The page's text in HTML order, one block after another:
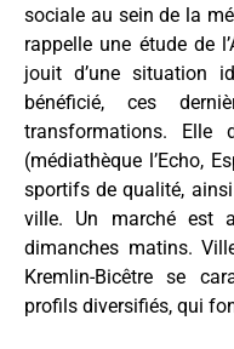
sociale au sein de la
rappelle une étude de
jouit d’une situation
bénéficié, ces
transformations. Elle
(médiathèque l’Echo,
sportifs de qualité,
ville. Un marché est
dimanches matins.
Kremlin-Bicêtre se
profils diversifiés, qui